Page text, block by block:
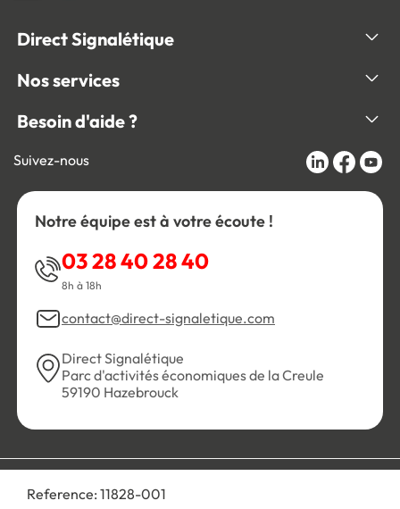
Reference: 11828-001
Direct Signalétique
Nos services
Besoin d'aide ?
Suivez-nous
Notre équipe est à votre écoute !
03 28 40 28 40
8h à 18h
contact@direct-signaletique.com
Direct Signalétique
Parc d'activités économiques de la Creule
59190 Hazebrouck
Personnaliser les cookies